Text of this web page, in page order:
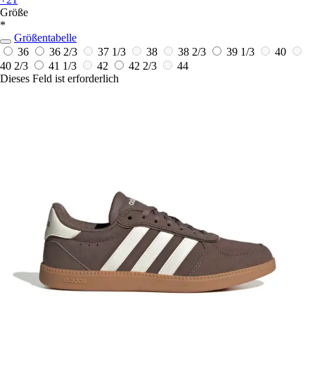
Größe
*
Größentabelle
36
36 2/3 37 1/3 38 38 2/3 39 1/3
40
40 2/3
41 1/3 42 42 2/3
44
Dieses Feld ist erforderlich